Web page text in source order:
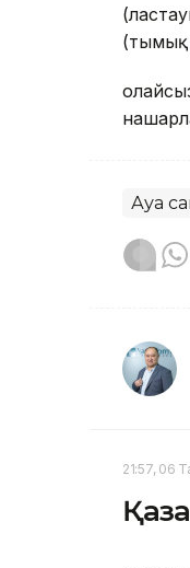
(тымық
Ауа
21:57, 06